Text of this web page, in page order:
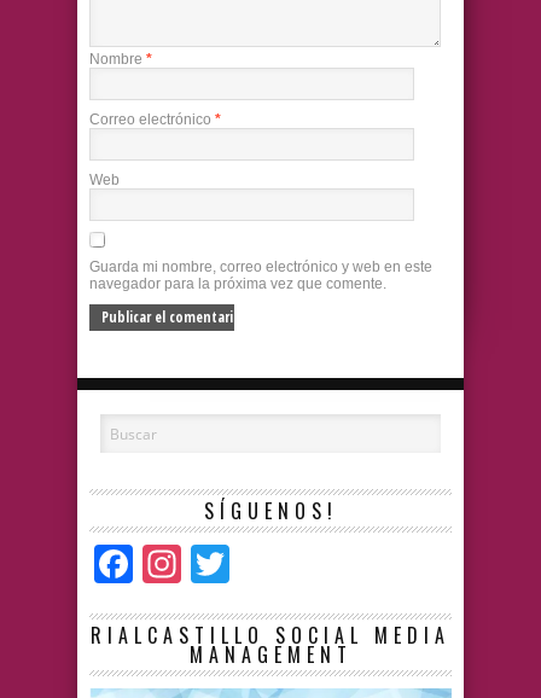
Nombre *
Correo electrónico *
Web
Guarda mi nombre, correo electrónico y web en este
navegador para la próxima vez que comente.
SÍGUENOS!
Facebook
Instagram
RIALCASTILLO SOCIAL MEDIA
MANAGEMENT